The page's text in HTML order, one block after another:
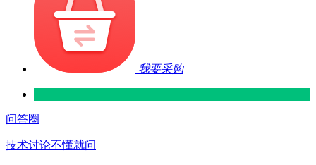
我要采购
问答圈
技术讨论不懂就问